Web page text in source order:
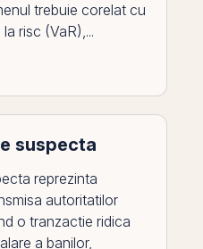
trebuie corelat cu
risc (VaR),...
suspecta
reprezinta
autoritatilor
o tranzactie ridica
a banilor,